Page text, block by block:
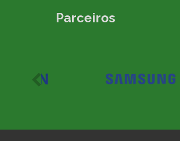
Parceiros